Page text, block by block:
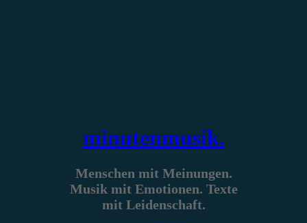
minutenmusik.
Menschen mit Meinungen.
Musik mit Emotionen. Texte
mit Leidenschaft.